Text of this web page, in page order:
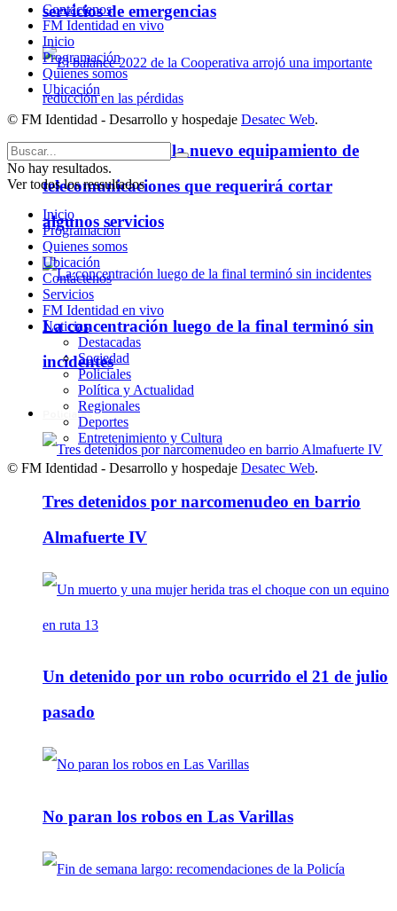
servicios de emergencias
Cooperativa instala nuevo equipamiento de
telecomunicaciones que requerirá cortar
algunos servicios
La concentración luego de la final terminó sin
incidentes
Policiales
Tres detenidos por narcomenudeo en barrio
Almafuerte IV
Un detenido por un robo ocurrido el 21 de julio
pasado
No paran los robos en Las Varillas
Contáctenos
FM Identidad en vivo
Inicio
Programación
Quienes somos
Ubicación
© FM Identidad - Desarrollo y hospedaje Desatec Web.
No hay resultados.
Ver todos los ressultados
Inicio
Programación
Quienes somos
Ubicación
Contáctenos
Servicios
FM Identidad en vivo
Noticias
Destacadas
Sociedad
Policiales
Política y Actualidad
Regionales
Deportes
Entretenimiento y Cultura
© FM Identidad - Desarrollo y hospedaje Desatec Web.